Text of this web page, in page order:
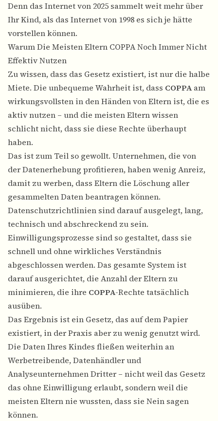
Denn das Internet von 2025 sammelt weit mehr über
Ihr Kind, als das Internet von 1998 es sich je hätte
vorstellen können.
Warum Die Meisten Eltern COPPA Noch Immer Nicht
Effektiv Nutzen
Zu wissen, dass das Gesetz existiert, ist nur die halbe
Miete. Die unbequeme Wahrheit ist, dass COPPAam
wirkungsvollsten in den Händen von Eltern ist, die es
aktiv nutzen – und die meisten Eltern wissen
schlicht nicht, dass sie diese Rechte überhaupt
haben.
Das ist zum Teil so gewollt. Unternehmen, die von
der Datenerhebung profitieren, haben wenig Anreiz,
damit zu werben, dass Eltern die Löschung aller
gesammelten Daten beantragen können.
Datenschutzrichtlinien sind darauf ausgelegt, lang,
technisch und abschreckend zu sein.
Einwilligungsprozesse sind so gestaltet, dass sie
schnell und ohne wirkliches Verständnis
abgeschlossen werden. Das gesamte System ist
darauf ausgerichtet, die Anzahl der Eltern zu
minimieren, die ihre COPPA-Rechte tatsächlich
ausüben.
Das Ergebnis ist ein Gesetz, das auf dem Papier
existiert, in der Praxis aber zu wenig genutzt wird.
Die Daten Ihres Kindes fließen weiterhin an
Werbetreibende, Datenhändler und
Analyseunternehmen Dritter – nicht weil das Gesetz
das ohne Einwilligung erlaubt, sondern weil die
meisten Eltern nie wussten, dass sie Nein sagen
können.